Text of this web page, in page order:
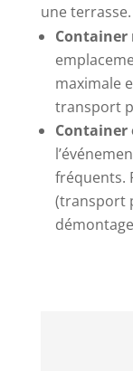
une terrasse.
maximale
transport
fréquents.
(transport